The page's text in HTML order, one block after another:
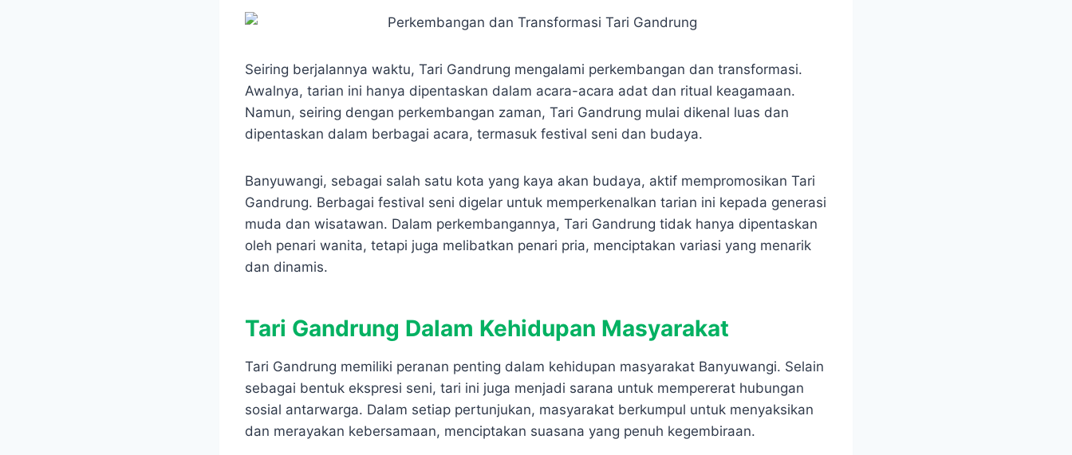
Seiring berjalannya waktu, Tari Gandrung mengalami perkembangan dan transformasi.
Awalnya, tarian ini hanya dipentaskan dalam acara-acara adat dan ritual keagamaan.
Namun, seiring dengan perkembangan zaman, Tari Gandrung mulai dikenal luas dan
dipentaskan dalam berbagai acara, termasuk festival seni dan budaya.
Banyuwangi, sebagai salah satu kota yang kaya akan budaya, aktif mempromosikan Tari
Gandrung. Berbagai festival seni digelar untuk memperkenalkan tarian ini kepada generasi
muda dan wisatawan. Dalam perkembangannya, Tari Gandrung tidak hanya dipentaskan
oleh penari wanita, tetapi juga melibatkan penari pria, menciptakan variasi yang menarik
dan dinamis.
Tari Gandrung Dalam Kehidupan Masyarakat
Tari Gandrung memiliki peranan penting dalam kehidupan masyarakat Banyuwangi. Selain
sebagai bentuk ekspresi seni, tari ini juga menjadi sarana untuk mempererat hubungan
sosial antarwarga. Dalam setiap pertunjukan, masyarakat berkumpul untuk menyaksikan
dan merayakan kebersamaan, menciptakan suasana yang penuh kegembiraan.